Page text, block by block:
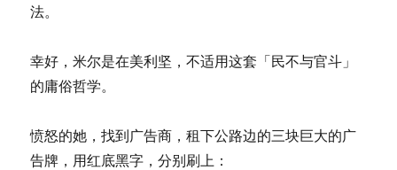
法。
幸好，米尔是在美利坚，不适用这套「民不与官斗」
的庸俗哲学。
愤怒的她，找到广告商，租下公路边的三块巨大的广
告牌，用红底黑字，分别刷上：